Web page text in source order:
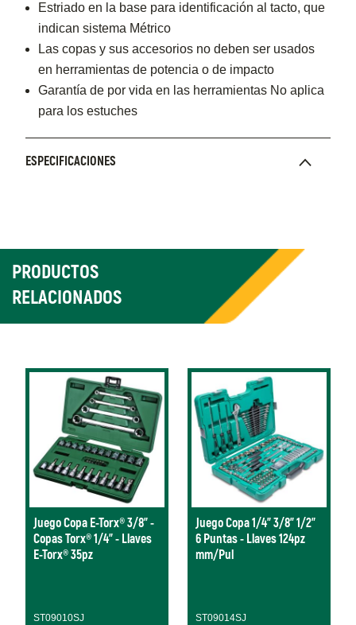
Estriado en la base para identificación al tacto, que
indican sistema Métrico
Las copas y sus accesorios no deben ser usados
en herramientas de potencia o de impacto
Garantía de por vida en las herramientas No aplica
para los estuches
ESPECIFICACIONES
PRODUCTOS
RELACIONADOS
Juego Copa E-Torx® 3/8" -
Copas Torx® 1/4" - Llaves
E-Torx® 35pz
ST09010SJ
Juego Copa 1/4" 3/8" 1/2"
6 Puntas - Llaves 124pz
mm/Pul
ST09014SJ